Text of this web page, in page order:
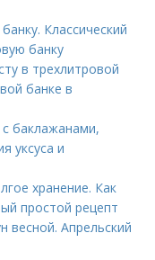
Классический
банку
в трехлитровой
банке в
баклажанами,
уксуса и
хранение. Как
простой рецепт
весной. Апрельский